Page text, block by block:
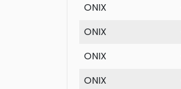
ONIX
ONIX
ONIX
ONIX